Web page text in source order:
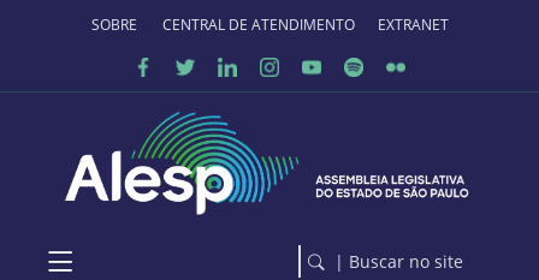
Ir para o conteúdo principal
SOBRE O PORTALCENTRAL DE ATENDIMENTO EXTRANET
| Buscar no site